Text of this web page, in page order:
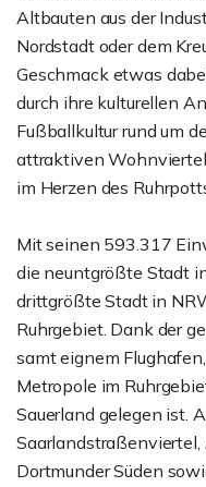
Altbauten aus der
Nordstadt oder dem
Geschmack etwas
durch ihre kulturellen
Fußballkultur rund um
attraktiven
im Herzen des
Mit seinen 593.317
die neuntgrößte Stadt
drittgrößte Stadt in
Ruhrgebiet. Dank der
samt eignem
Metropole im
Sauerland gelegen ist.
Dortmunder Süden